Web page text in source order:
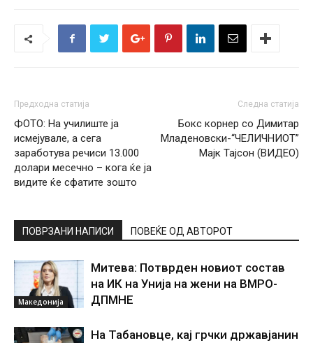
Предходна статија
ФОТО: На училиште ја
исмејувале, а сега
заработува речиси 13.000
долари месечно – кога ќе ја
видите ќе сфатите зошто
Следна статија
Бокс корнер со Димитар
Младеновски-“ЧЕЛИЧНИОТ”
Мајк Тајсон (ВИДЕО)
ПОВРЗАНИ НАПИСИ ПОВЕЌЕ ОД АВТОРОТ
Македонија
Митева: Потврден новиот состав
на ИК на Унија на жени на ВМРО-
ДПМНЕ
На Табановце, кај грчки државјанин